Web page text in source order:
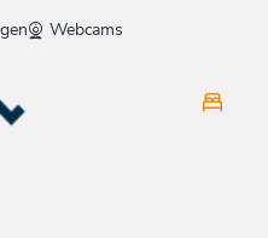
Webcams